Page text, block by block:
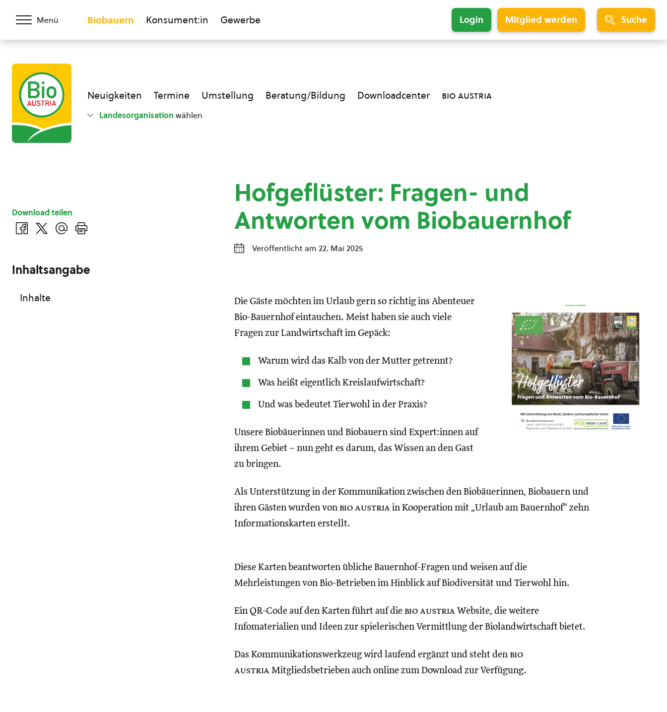
Menü Biobauern Konsument:in Gewerbe Login Mitglied werden Suche
Neuigkeiten Termine Umstellung Beratung/Bildung Downloadcenter bio austria
Landesorganisation wählen
Hofgeflüster: Fragen- und
Antworten vom Biobauernhof
Veröffentlicht am 22. Mai 2025
Die Gäste möchten im Urlaub gern so richtig ins Abenteuer
Bio-Bauernhof eintauchen. Meist haben sie auch viele
Fragen zur Landwirtschaft im Gepäck:
Warum wird das Kalb von der Mutter getrennt?
Was heißt eigentlich Kreislaufwirtschaft?
Und was bedeutet Tierwohl in der Praxis?
Unsere Biobäuerinnen und Biobauern sind Expert:innen auf
ihrem Gebiet – nun geht es darum, das Wissen an den Gast
zu bringen.
Als Unterstützung in der Kommunikation zwischen den Biobäuerinnen, Biobauern und
ihren Gästen wurden von bio austria in Kooperation mit „Urlaub am Bauernhof“ zehn
Informationskarten erstellt.
Diese Karten beantworten übliche Bauernhof-Fragen und weisen auf die
Mehrleistungen von Bio-Betrieben im Hinblick auf Biodiversität und Tierwohl hin.
Ein QR-Code auf den Karten führt auf die bio austria Website, die weitere
Infomaterialien und Ideen zur spielerischen Vermittlung der Biolandwirtschaft bietet.
Das Kommunikationswerkzeug wird laufend ergänzt und steht den bio
austria Mitgliedsbetrieben auch online zum Download zur Verfügung.
Download teilen
Inhaltsangabe
Inhalte